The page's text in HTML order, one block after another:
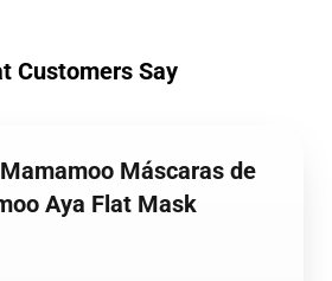
Customers Say
Máscaras de
Aya Flat Mask